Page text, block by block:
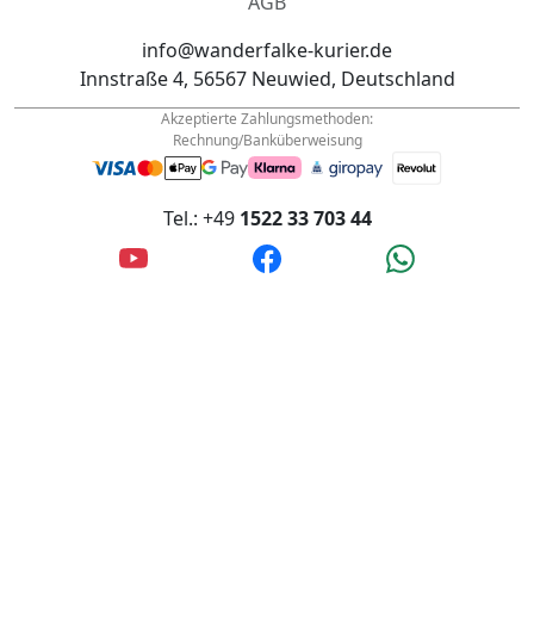
info@wanderfalke-kurier.de
Innstraße 4, 56567 Neuwied, Deutschland
Akzeptierte Zahlungsmethoden:
Rechnung/Banküberweisung
Tel.: +49 1522 33 703 44